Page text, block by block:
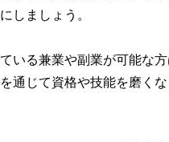
しましょう。
いる兼業や副業が可能な
通じて資格や技能を磨く